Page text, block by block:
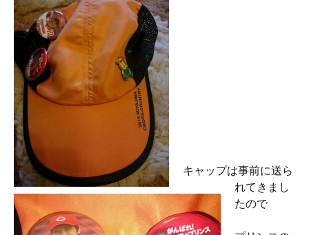
キャップは事前に送ら
れてきまし
たので